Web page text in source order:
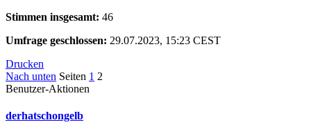
Stimmen insgesamt: 46
Umfrage geschlossen: 29.07.2023, 15:23 CEST
Drucken
Nach unten Seiten 1 2
Benutzer-Aktionen
derhatschongelb